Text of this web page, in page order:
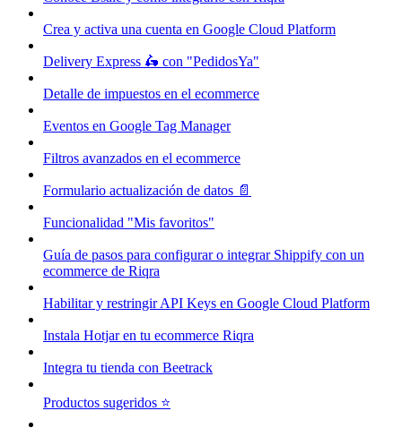
Crea y activa una cuenta en Google Cloud Platform
Delivery Express 🛵 con "PedidosYa"
Detalle de impuestos en el ecommerce
Eventos en Google Tag Manager
Filtros avanzados en el ecommerce
Formulario actualización de datos 📄
Funcionalidad "Mis favoritos"
Guía de pasos para configurar o integrar Shippify con un
ecommerce de Riqra
Habilitar y restringir API Keys en Google Cloud Platform
Instala Hotjar en tu ecommerce Riqra
Integra tu tienda con Beetrack
Productos sugeridos ⭐